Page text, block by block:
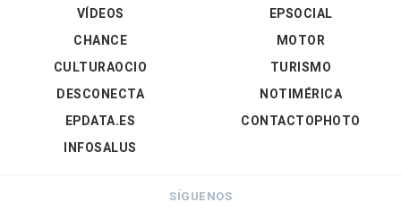
VÍDEOS
EPSOCIAL
CHANCE
CULTURAOCIO
DESCONECTA
EPDATA.ES
INFOSALUS
MOTOR
TURISMO
NOTIMÉRICA
CONTACTOPHOTO
SÍGUENOS